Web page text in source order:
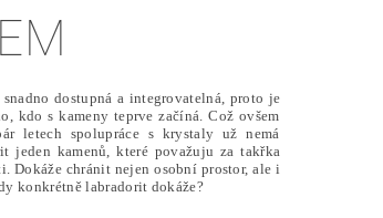
dostupná a integrovatelná, proto je
kdo s kameny teprve začíná. Což ovšem
letech spolupráce s krystaly už nemá
jeden kamenů, které považuju za takřka
Dokáže chránit nejen osobní prostor, ale i
konkrétně labradorit dokáže?